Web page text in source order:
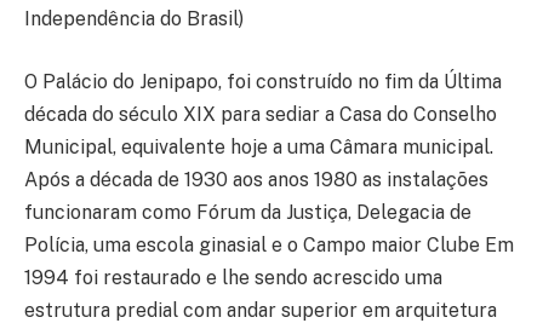
Independência do Brasil)
O Palácio do Jenipapo, foi construído no fim da Última
década do século XIX para sediar a Casa do Conselho
Municipal, equivalente hoje a uma Câmara municipal.
Após a década de 1930 aos anos 1980 as instalações
funcionaram como Fórum da Justiça, Delegacia de
Polícia, uma escola ginasial e o Campo maior Clube Em
1994 foi restaurado e lhe sendo acrescido uma
estrutura predial com andar superior em arquitetura